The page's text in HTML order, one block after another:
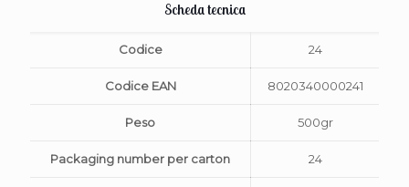
Scheda tecnica
Codice 24
Codice EAN 8020340000241
Peso 500gr
Packaging number per carton 24